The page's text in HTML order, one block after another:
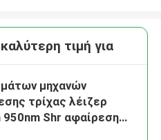
τιμή για
μηχανών
τρίχας λέιζερ
950nm Shr αφαίρεση